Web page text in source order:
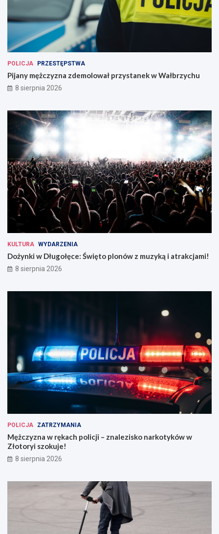
POLICJA PRZESTĘPSTWA
Pijany mężczyzna zdemolował przystanek w Wałbrzychu
8 sierpnia 2026
KULTURA WYDARZENIA
Dożynki w Długołęce: Święto plonów z muzyką i atrakcjami!
8 sierpnia 2026
POLICJA ZATRZYMANIA
Mężczyzna w rękach policji – znalezisko narkotyków w
Złotoryi szokuje!
8 sierpnia 2026